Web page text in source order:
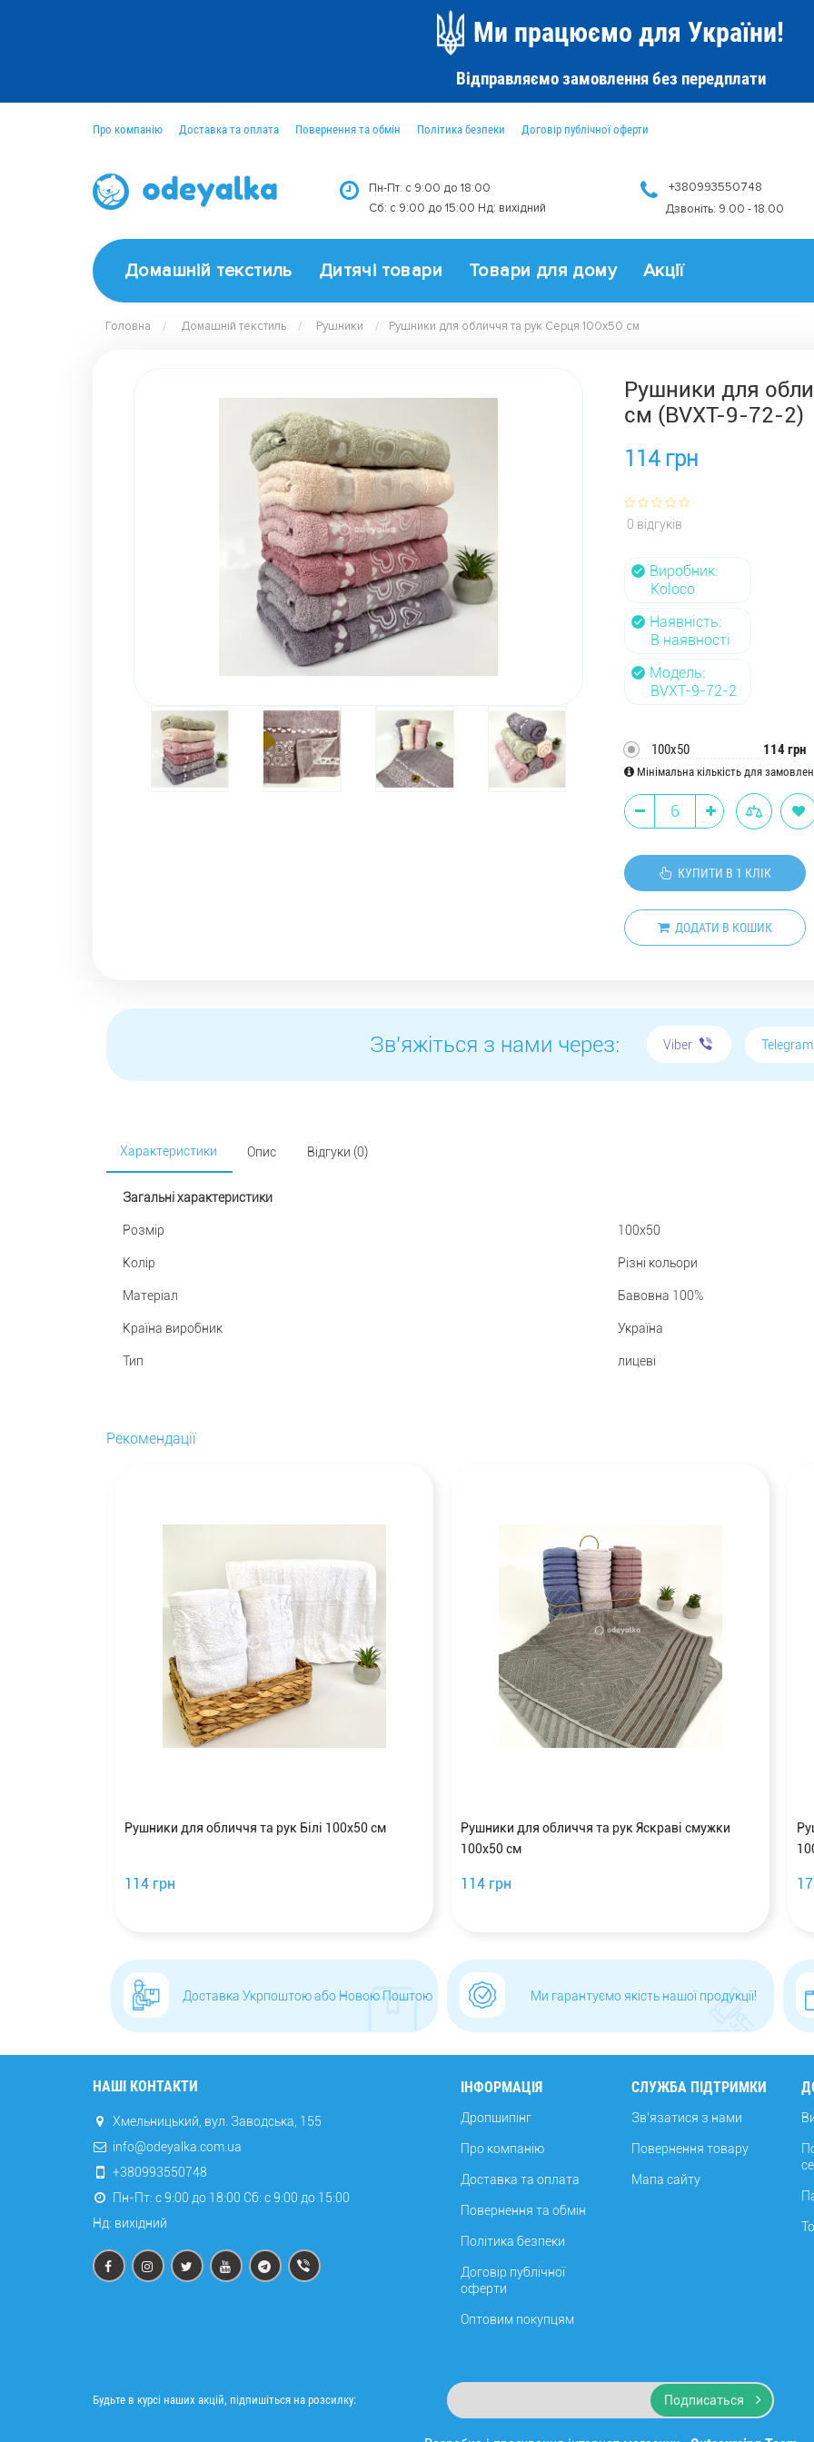
Ми працюємо для України!
Відправляємо замовлення без передплати
Про компанію Доставка та оплата Повернення та обмін Політика безпеки Договір публічної оферти
Пн-Пт: с 9:00 до 18:00
Сб: c 9:00 до 15:00 Нд: вихідний
+380993550748
Дзвоніть: 9.00 - 18.00
Домашній текстиль Дитячі товари Товари для дому Акції
Головна Домашній текстиль Рушники Рушники для обличчя та рук Серця 100x50 см
Рушники для
см (BVXT-9-72-2)
114 грн
0 відгуків
Виробник:
Koloco
Наявність:
В наявності
Модель:
BVXT-9-72-2
100х50 114 грн
Мінімальна кількість для
КУПИТИ В 1 КЛІК
ДОДАТИ В КОШИК
Зв'яжіться з нами через: Viber
Характеристики Опис Відгуки (0)
Загальні характеристики
Розмір 100х50
Колір Різні кольори
Матеріал Бавовна 100%
Країна виробник Україна
Тип лицеві
Рекомендації
Рушники для обличчя та рук Білі 100x50 см
114 грн
Рушники для обличчя та рук Яскраві смужки
100х50 см
114 грн
Доставка Укрпоштою або Новою Поштою Ми гарантуємо якість нашої продукції!
НАШІ КОНТАКТИ
Хмельницький, вул. Заводська, 155
info@odeyalka.com.ua
+380993550748
Пн-Пт: с 9:00 до 18:00 Сб: c 9:00 до 15:00
Нд: вихідний
ІНФОРМАЦІЯ
Дропшипінг
Про компанію
Доставка та оплата
Повернення та обмін
Політика безпеки
Договір публічної
оферти
Оптовим покупцям
СЛУЖБА ПІДТРИМКИ
Зв’язатися з нами
Повернення товару
Мапа сайту
Будьте в курсі наших акцій, підпишіться на розсилку: Подписаться